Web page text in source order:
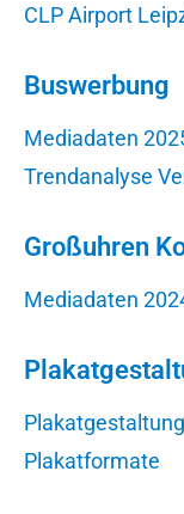
CLP Airport
Buswerbung
Mediadaten
Trendanalyse
Großuhren
Mediadaten
Plakatformate